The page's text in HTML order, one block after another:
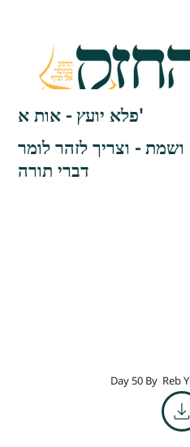
פלא יועץ - אות א'
- וצריך לזהר לומר
דברי תורה
Day 50 By Reb